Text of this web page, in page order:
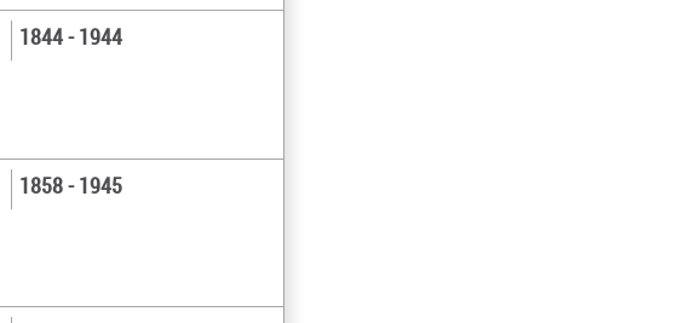
1844 - 1944
1858 - 1945